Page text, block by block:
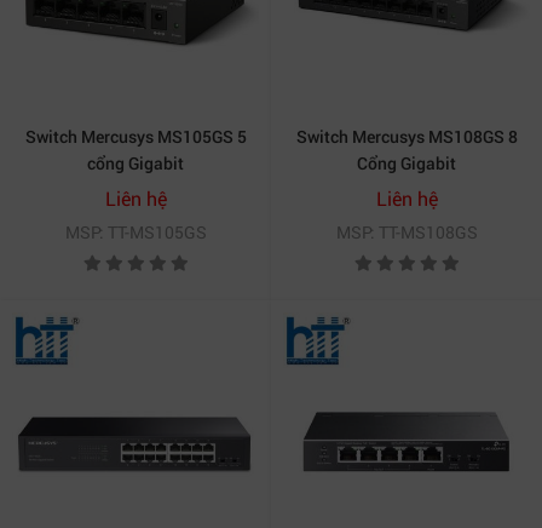
Switch Mercusys MS105GS 5
cổng Gigabit
Liên hệ
MSP: TT-MS105GS
Switch Mercusys MS108GS 8
Cổng Gigabit
Liên hệ
MSP: TT-MS108GS